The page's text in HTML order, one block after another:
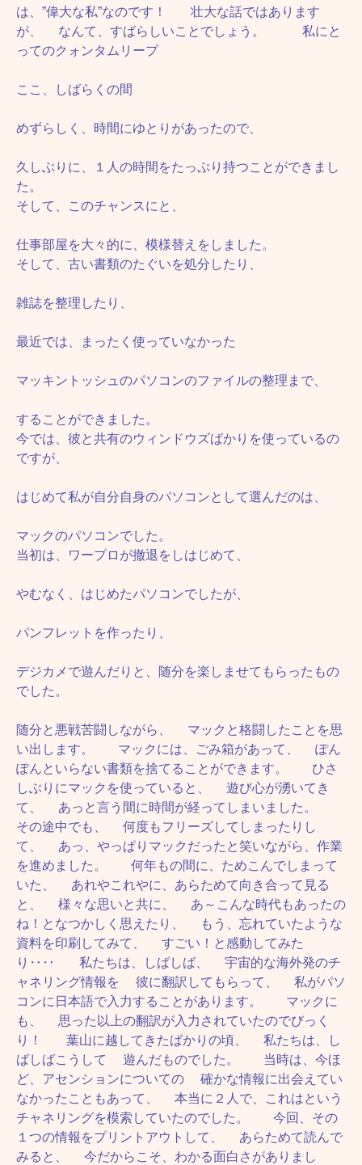
は、”偉大な私”なのです！ 壮大な話ではあります
が、 なんて、すばらしいことでしょう。 私にと
ってのクォンタムリープ
ここ、しばらくの間
めずらしく、時間にゆとりがあったので、
久しぶりに、１人の時間をたっぷり持つことができまし
た。
そして、このチャンスにと、
仕事部屋を大々的に、模様替えをしました。
そして、古い書類のたぐいを処分したり、
雑誌を整理したり、
最近では、まったく使っていなかった
マッキントッシュのパソコンのファイルの整理まで、
することができました。
今では、彼と共有のウィンドウズばかりを使っているの
ですが、
はじめて私が自分自身のパソコンとして選んだのは、
マックのパソコンでした。
当初は、ワープロが撤退をしはじめて、
やむなく、はじめたパソコンでしたが、
パンフレットを作ったり、
デジカメで遊んだりと、随分を楽しませてもらったもの
でした。
随分と悪戦苦闘しながら、 マックと格闘したことを思
い出します。 マックには、ごみ箱があって、 ぽん
ぽんといらない書類を捨てることができます。 ひさ
しぶりにマックを使っていると、 遊び心が湧いてき
て、 あっと言う間に時間が経ってしまいました。
その途中でも、 何度もフリーズしてしまったりし
て、 あっ、やっぱりマックだったと笑いながら、作業
を進めました。 何年もの間に、ためこんでしまって
いた、 あれやこれやに、あらためて向き合って見る
と、 様々な思いと共に、 あ～こんな時代もあったの
ね！となつかしく思えたり、 もう、忘れていたような
資料を印刷してみて、 すごい！と感動してみた
り‥‥ 私たちは、しばしば、 宇宙的な海外発のチ
ャネリング情報を 彼に翻訳してもらって、 私がパソ
コンに日本語で入力することがあります。 マックに
も、 思った以上の翻訳が入力されていたのでびっく
り！ 葉山に越してきたばかりの頃、 私たちは、し
ばしばこうして 遊んだものでした。 当時は、今ほ
ど、アセンションについての 確かな情報に出会えてい
なかったこともあって、 本当に２人で、これはという
チャネリングを模索していたのでした。 今回、その
１つの情報をプリントアウトして、 あらためて読んで
みると、 今だからこそ、わかる面白さがありまし